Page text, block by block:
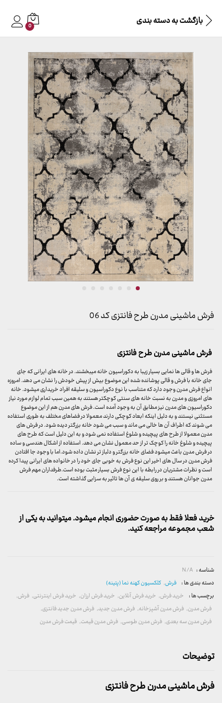
بازگشت بهدسته بندی 0
فرش ماشینی مدرن طرح فانتزی کد 06
فرش ماشینی مدرن طرح فانتزی
فرش ها و قالی ها نمایی بسیار زیبا به دکوراسیون خانه میبخشند. در خانه های ایرانی که جای
جای خانه با فرش و قالی پوشانده شده این موضوع بیش از پیش خودش را نشان می دهد. امروزه
انواع فرش مدرن وجود دارد که متناسب با نوع دکوراسیون و سلیقه افراد خریداری میشود. خانه
های امروزی و مدرن به نسبت خانه های سنتی کوچکتر هستند به همین سبب تمام لوازم مورد نیاز
دکوراسیون های مدرن نیز مطابق آن به وجود آمده است. فرش های مدرن هم از این موضوع
مستثنی نیستند و به دلیل اینکه ابعاد کوچکی دارند معمولا در فضاهای مختلف به طوری استفاده
می شوند که اطراف آن ها خالی می ماند و سبب می شود خانه بزرگتر دیده شود. در فرش های
مدرن معمولا از طرح های پیچیده و شلوغ استفاده نمی شود و به این دلیل است که طرح های
پیچیده و شلوغ خانه را کوچک تر از حد معمول نشان می دهد. استفاده از اشکال هندسی و ساده
در فرش مدرن باعث میشود فضای خانه بزرگتر و دلباز تر نشان داده شود.اما با وجود جا افتادن
فرش مدرن در سال های اخیر این نوع فرش به خوبی جای خود را در خانواده های ایرانی پیدا کرده
است و نظرات مشتریان در رابطه با این نوع فرش بسیار مثبت بوده است.طرفداران مهم فرش
مدرن جوانان هستند و بر روی سلیقه ی آن ها تاثیر به سزایی گذاشته است.
خرید فعلا فقط به صورت حضوری انجام میشود. میتوانید به یکی از
شعب مجموعه مراجعه کنید.
شناسه : N/A
دسته بندی ها : فرش, کلکسیون کهنه نما (پتینه)
برچسب ها : خرید فرش, خرید فرش آنلاین, خرید فرش ارزان, خرید فرش اینترنتی, فرش,
فرش مدرن, فرش مدرن آشپزخانه, فرش مدرن جدید, فرش مدرن جدید فانتزی,
فرش مدرن سه بعدی, فرش مدرن طوسی, فرش مدرن قیمت, قیمت فرش مدرن
توضیحات
فرش ماشینی مدرن طرح فانتزی